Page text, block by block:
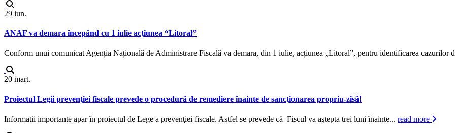
29 iun.
ANAF va demara începând cu 1 iulie acţiunea “Litoral”
Conform unui comunicat Agenția Națională de Administrare Fiscală va demara, din 1 iulie, acțiunea „Litoral”, pentru identificarea cazurilor
20 mart.
Proiectul Legii prevenţiei fiscale prevede o procedură de remediere înainte de sancţionarea propriu-zisă!
Informaţii importante apar în proiectul de Lege a prevenţiei fiscale. Astfel se prevede că Fiscul va aştepta trei luni înainte... read more